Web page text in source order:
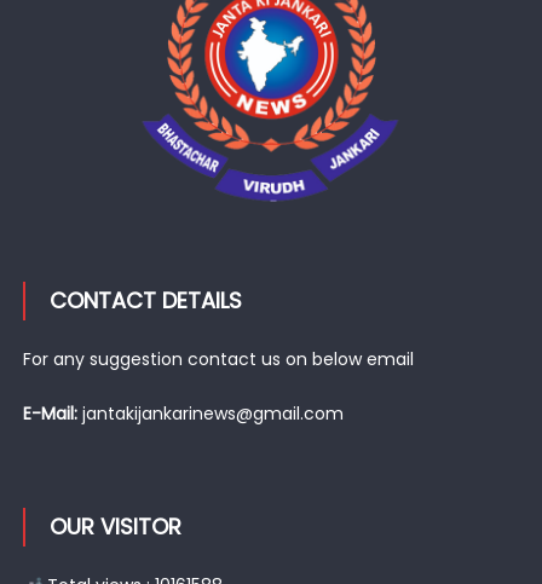
CONTACT DETAILS
For any suggestion contact us on below email
E-Mail: jantakijankarinews@gmail.com
OUR VISITOR